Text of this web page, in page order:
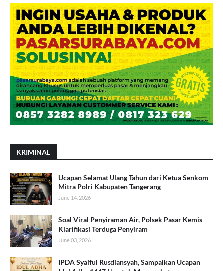
KRIMINAL
Ucapan Selamat Ulang Tahun dari Ketua Senkom
Mitra Polri Kabupaten Tangerang
June 14, 2026
Soal Viral Penyiraman Air, Polsek Pasar Kemis
Klarifikasi Terduga Penyiram
June 03, 2026
IPDA Syaiful Rusdiansyah, Sampaikan Ucapan